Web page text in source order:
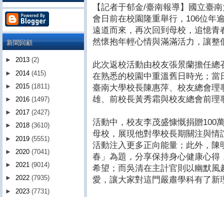
【記者于郁金/臺南報導】國立臺
會日前在校園隆重舉行，106位年
遠道而來，再次回到母校，追憶
然懷抱年輕心情與滿滿活力，讓
此次返校活動由校友張景蘭擔任
在熟悉的校園中重溫舊日時光；
臺南大學校長陳惠萍、校友總會
雄、前校長黃秀霜與校友總會前
活動中，校友李茂盛慷慨捐贈100
母校，展現他對學校長期關注與
活動注入更多正向能量；此外，
春」為題，分享保持身心健康心
希望；而吳清在主計官則以幽默
愛，讓大家對這門嚴肅學科有了新
新聞回顧
► 2013 (2)
► 2014 (415)
► 2015 (1811)
► 2016 (1497)
► 2017 (2427)
► 2018 (3610)
► 2019 (5551)
► 2020 (7041)
► 2021 (9014)
► 2022 (7935)
► 2023 (7731)